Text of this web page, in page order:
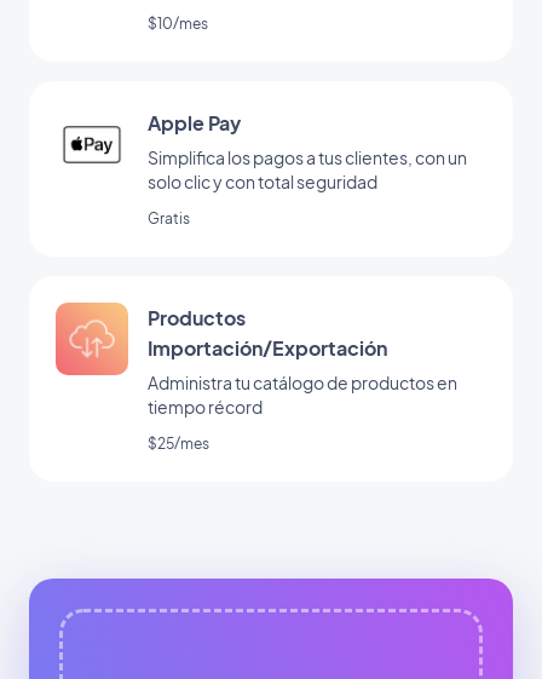
$10/mes
Apple Pay
Simplifica los pagos a tus clientes, con un
solo clic y con total seguridad
Gratis
Productos
Importación/Exportación
Administra tu catálogo de productos en
tiempo récord
$25/mes